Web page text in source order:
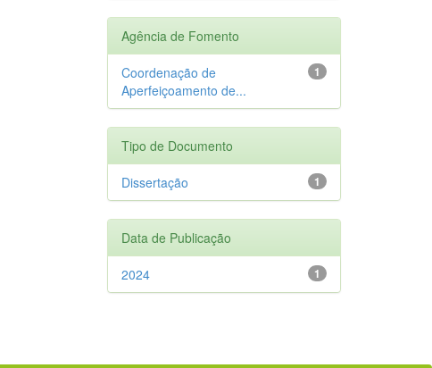
Agência de Fomento
1
Coordenação de
Aperfeiçoamento de...
Tipo de Documento
1
Dissertação
Data de Publicação
1
2024